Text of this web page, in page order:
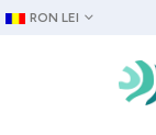
RON LEI